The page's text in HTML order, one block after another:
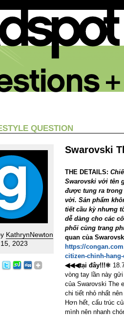
QUESTION
KathrynNewton
2023
Swarovski
THE DETAILS:
Swarovski với tên
được tung ra
vời. Sản phẩm
tiết cầu kỳ nhưng
dễ dàng cho các
phối cùng trang
quan của
https://
citizen-chinh-
◀◀◀tại đây!!!❃
vòng tay lần này
của Swarovski The
chi tiết nhỏ nhất
Hơn hết, cấu trúc
mình nên nhanh